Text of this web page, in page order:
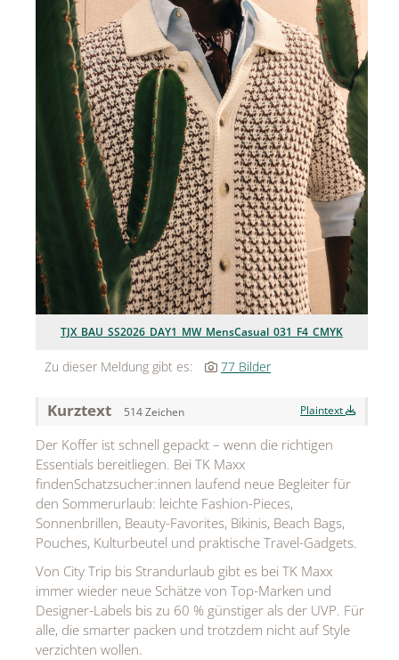
Jean Paul Gaultier
Lindt & Sprüngli
Nägele & Strubell
sh!ne by Dorotheum Juwelier
Sicheldorfer Heilwasser
TK Maxx
True Co.
MEDIA
ÜBER
KONTAKT
TJX_BAU_SS2026_DAY1_MW_MensCasual_031_F4_CMYK
Zu dieser Meldung gibt es: 77 Bilder
Kurztext 514 Zeichen Plaintext
Der Koffer ist schnell gepackt – wenn die richtigen
Essentials bereitliegen. Bei TK Maxx
findenSchatzsucher:innen laufend neue Begleiter für
den Sommerurlaub: leichte Fashion-Pieces,
Sonnenbrillen, Beauty-Favorites, Bikinis, Beach Bags,
Pouches, Kulturbeutel und praktische Travel-Gadgets.
Von City Trip bis Strandurlaub gibt es bei TK Maxx
immer wieder neue Schätze von Top-Marken und
Designer-Labels bis zu 60 % günstiger als der UVP. Für
alle, die smarter packen und trotzdem nicht auf Style
verzichten wollen.